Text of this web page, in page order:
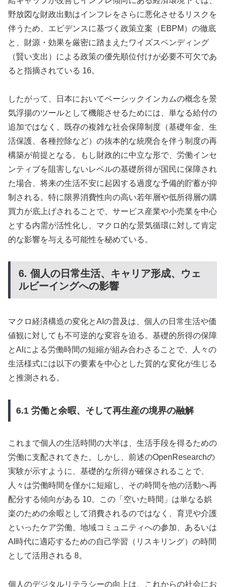
野放図な財政出動はインフレをさらに悪化させるリスクを
伴うため、エビデンスに基づく政策立案（EBPM）の徹底
と、財源・効果を厳密に踏まえたワイズスペンディング
（賢い支出）による政策の優先順位付けが必要不可欠であ
ると指摘されている 16。
したがって、日本においてベーシックインカムの概念を景
気浮揚のツールとして機能させるためには、単なる給付の
追加ではなく、既存の複雑な社会保障制度（基礎年金、生
活保護、各種控除など）の抜本的な統廃合を伴う制度の再
構築が前提となる。もし財政的に中立な形で、労働インセ
ンティブを阻害しないレベルの基礎所得が国民に保障され
た場合、将来の生活不安に起因する過度な予備的貯蓄が抑
制される。特に限界消費性向の高い若年層や低所得層の購
買力が底上げされることで、サービス産業や小売業を中心
とする内需が活性化し、マクロ的な景気循環に対して肯定
的な影響を与える可能性を秘めている。
6. 個人の日常生活、キャリア形成、ウェ
ルビーイングへの影響
マクロ経済構造の変化とAIの普及は、個人の日常生活や価
値観に対しても不可逆的な変容を迫る。基礎的所得の保障
とAIによる労働時間の短縮が組み合わさることで、人々の
生活様式には以下の要素を中心とした質的な変化が生じる
と推測される。
6.1 労働と余暇、そして再生産の境界の融解
これまで個人の生活時間の大半は、生活手段を得るための
労働に支配されてきた。しかし、前述のOpenResearchの
実験が示すように、基礎的な所得が確保されることで、
人々は労働時間を僅かに短縮し、その時間を他の活動へ再
配分する傾向がある 10。この「空いた時間」は単なる娯
楽のための余暇として消費されるのではなく、育児や介護
といったケア労働、地域コミュニティへの参加、あるいは
AI時代に適応するための自己学習（リスキリング）の時間
として活用される 8。
個人のデジタルリテラシーの向上は、これからの社会にお